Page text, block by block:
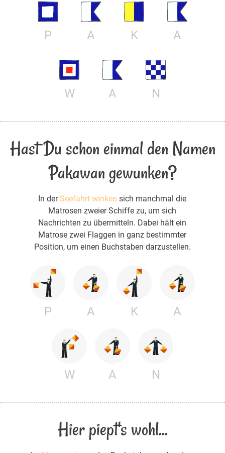
P A K A
W A N
Hast Du schon einmal den Namen
Pakawan gewunken?
In derSeefahrt winken sich manchmal die
Matrosen zweier Schiffe zu, um sich
Nachrichten zu übermitteln. Dabei hält ein
Matrose zwei Flaggen in ganz bestimmter
Position, um einen Buchstaben darzustellen.
P A K A
W A N
Hier piept's wohl...